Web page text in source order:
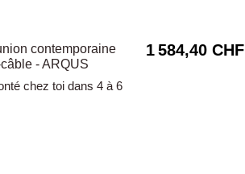
contemporaine
- ARQUS
chez toi dans 4 à 6
1 584,40 CHF